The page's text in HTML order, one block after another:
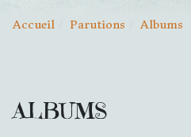
Accueil Parutions Albums
ALBUMS